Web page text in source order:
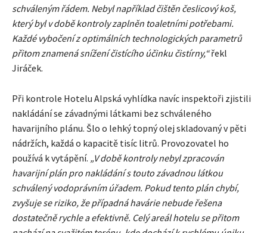
schváleným řádem. Nebyl například čištěn česlicový koš,
který byl v době kontroly zaplněn toaletními potřebami.
Každé vybočení z optimálních technologických parametrů
přitom znamená snížení čistícího účinku čistírny,“řekl
Jiráček.
Při kontrole Hotelu Alpská vyhlídka navíc inspektoři zjistili
nakládání se závadnými látkami bez schváleného
havarijního plánu. Šlo o lehký topný olej skladovaný v pěti
nádržích, každá o kapacitě tisíc litrů. Provozovatel ho
používá k vytápění. „V době kontroly nebyl zpracován
havarijní plán pro nakládání s touto závadnou látkou
schválený vodoprávním úřadem. Pokud tento plán chybí,
zvyšuje se riziko, že případná havárie nebude řešena
dostatečně rychle a efektivně. Celý areál hotelu se přitom